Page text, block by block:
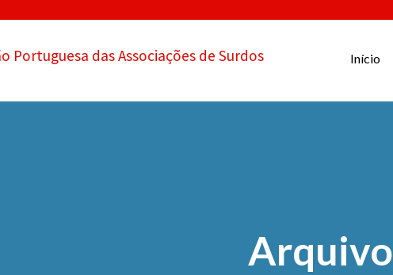
Portuguesa das Associações de Surdos Início
Arquivo